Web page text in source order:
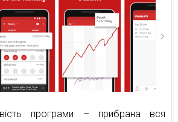
програми – прибрана вся